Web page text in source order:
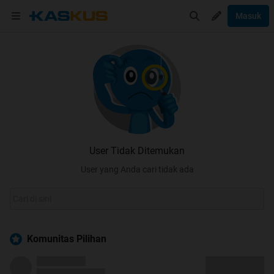
Masuk
User Tidak Ditemukan
User yang Anda cari tidak ada
Komunitas Pilihan